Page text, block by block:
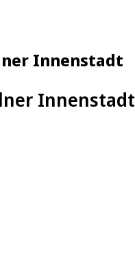
Innenstadt
Innenstadt